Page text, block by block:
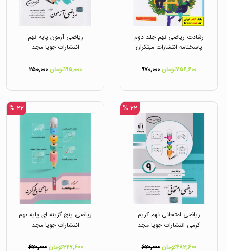
رشادت ریاضی نهم جلد دوم
پاسخنامه انتشارات مبتکران
۷۵۶,۶۰۰تومان ۹۷۰,۰۰۰
ریاضی آزمون پایه نهم
انتشارات جویا مجد
۱۹۵,۰۰۰تومان ۲۵۰,۰۰۰
۲۲ %
ریاضی امتحانی نهم کریم
کرمی انتشارات جویا مجد
۴۸۳,۶۰۰تومان ۶۲۰,۰۰۰
۲۲ %
ریاضی پنج گزینه ای پایه نهم
انتشارات جویا مجد
۳۲۷,۶۰۰تومان ۴۲۰,۰۰۰